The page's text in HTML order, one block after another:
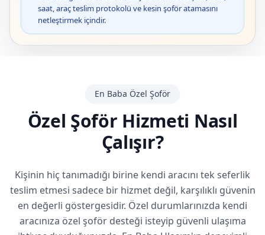
saat, araç teslim protokolü ve kesin şoför atamasını
netleştirmek içindir.
En Baba Özel Şoför
Özel Şoför Hizmeti Nasıl
Çalışır?
Kişinin hiç tanımadığı birine kendi aracını tek seferlik
teslim etmesi sadece bir hizmet değil, karşılıklı güvenin
en değerli göstergesidir. Özel durumlarınızda kendi
aracınıza özel şoför desteği isteyip güvenli ulaşıma